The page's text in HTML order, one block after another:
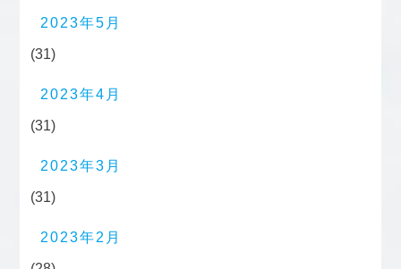
2023年5月
(31)
2023年4月
(31)
2023年3月
(31)
2023年2月